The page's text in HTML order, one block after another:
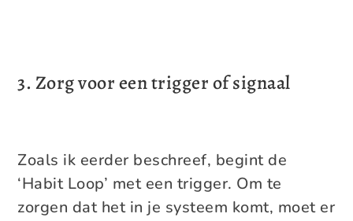
3. Zorg voor een trigger of signaal
Zoals ik eerder beschreef, begint de
‘Habit Loop’ met een trigger. Om te
zorgen dat het in je systeem komt, moet er